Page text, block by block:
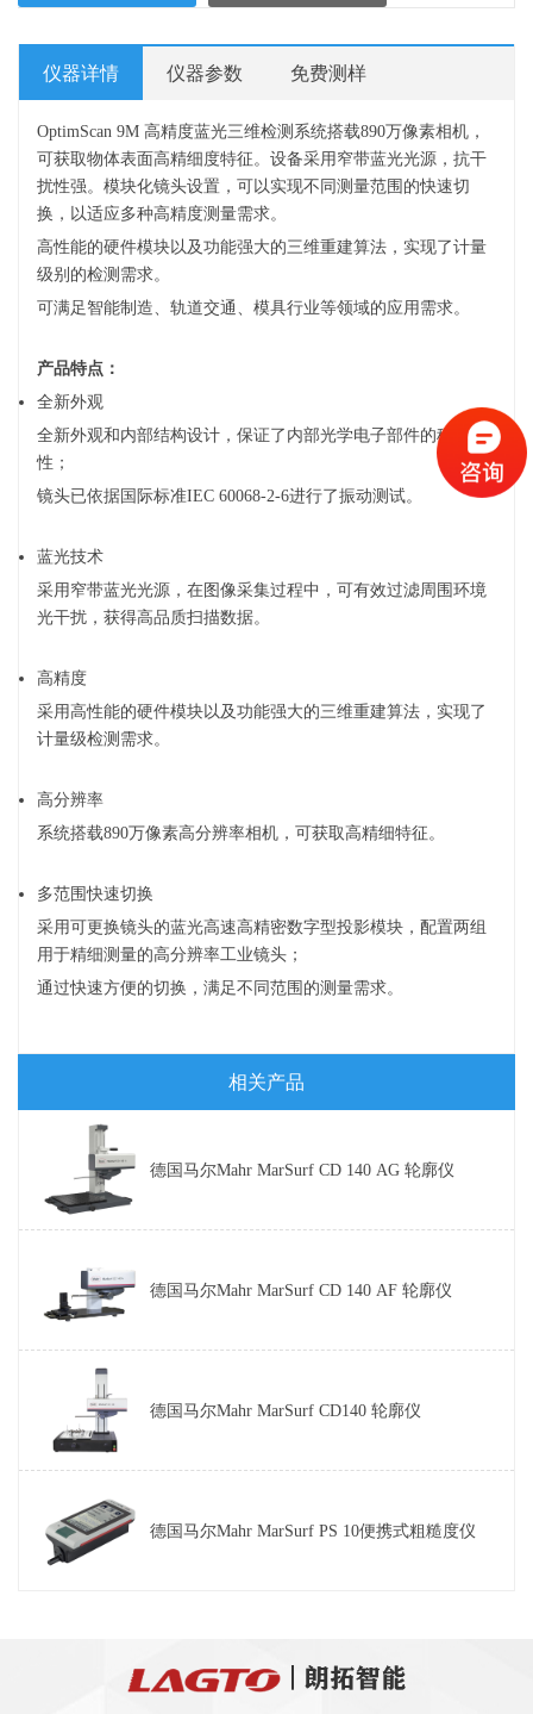
仪器详情 仪器参数 免费测样
OptimScan 9M 高精度蓝光三维检测系统搭载890万像素相机，
可获取物体表面高精细度特征。设备采用窄带蓝光光源，抗干
扰性强。模块化镜头设置，可以实现不同测量范围的快速切
换，以适应多种高精度测量需求。
高性能的硬件模块以及功能强大的三维重建算法，实现了计量
级别的检测需求。
可满足智能制造、轨道交通、模具行业等领域的应用需求。
产品特点：
全新外观
全新外观和内部结构设计，保证了内部光学电子部件的稳定
性；
镜头已依据国际标准IEC 60068-2-6进行了振动测试。
蓝光技术
采用窄带蓝光光源，在图像采集过程中，可有效过滤周围环境
光干扰，获得高品质扫描数据。
高精度
采用高性能的硬件模块以及功能强大的三维重建算法，实现了
计量级检测需求。
高分辨率
系统搭载890万像素高分辨率相机，可获取高精细特征。
多范围快速切换
采用可更换镜头的蓝光高速高精密数字型投影模块，配置两组
用于精细测量的高分辨率工业镜头；
通过快速方便的切换，满足不同范围的测量需求。
相关产品
德国马尔Mahr MarSurf CD 140 AG 轮廓仪
德国马尔Mahr MarSurf CD 140 AF 轮廓仪
德国马尔Mahr MarSurf CD140 轮廓仪
德国马尔Mahr MarSurf PS 10便携式粗糙度仪